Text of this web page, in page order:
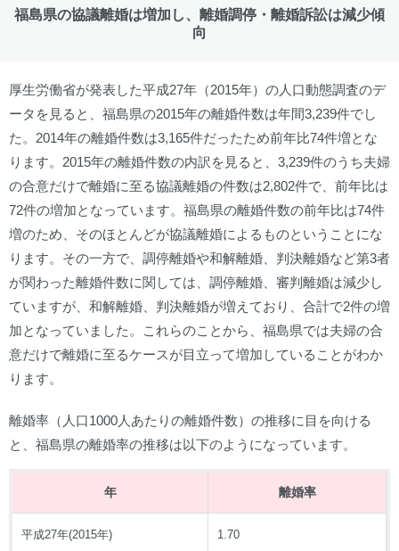
福島県の協議離婚は増加し、離婚調停・離婚訴訟は減少傾
向
厚生労働省が発表した平成27年（2015年）の人口動態調査のデ
ータを見ると、福島県の2015年の離婚件数は年間3,239件でし
た。2014年の離婚件数は3,165件だったため前年比74件増とな
ります。2015年の離婚件数の内訳を見ると、3,239件のうち夫婦
の合意だけで離婚に至る協議離婚の件数は2,802件で、前年比は
72件の増加となっています。福島県の離婚件数の前年比は74件
増のため、そのほとんどが協議離婚によるものということにな
ります。その一方で、調停離婚や和解離婚、判決離婚など第3者
が関わった離婚件数に関しては、調停離婚、審判離婚は減少し
ていますが、和解離婚、判決離婚が増えており、合計で2件の増
加となっていました。これらのことから、福島県では夫婦の合
意だけで離婚に至るケースが目立って増加していることがわか
ります。
離婚率（人口1000人あたりの離婚件数）の推移に目を向ける
と、福島県の離婚率の推移は以下のようになっています。
年 離婚率
平成27年(2015年) 1.70